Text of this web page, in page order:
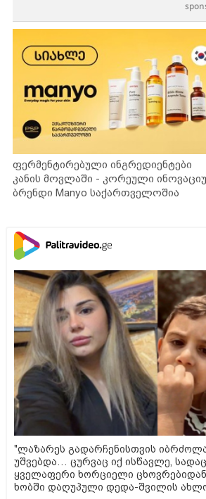
ფერმენტირებული ინგრედიენტები
კანის მოვლაში - კორეული
ბრენდი Manyo საქართველოშია
"ლაზარეს გადარჩენისთვის
უშვებდა… ცურვაც იქ ისწავლე,
ყველაფერი ხორციელი
ხობში დაღუპული დედა-შვილის